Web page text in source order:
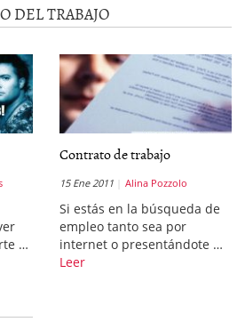
DEL TRABAJO
…
Contrato de trabajo
15 Ene 2011 Alina Pozzolo
Si estás en la búsqueda de
empleo tanto sea por
internet o presentándote …
Leer